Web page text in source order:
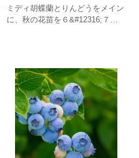
ミディ胡蝶蘭とりんどうをメイン
に、秋の花苗を６&#12316;７種